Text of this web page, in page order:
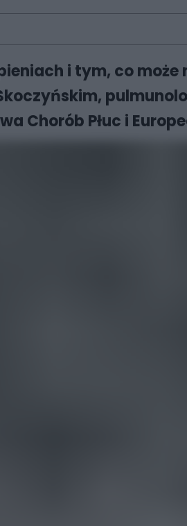
i tym, co może
Chorób Płuc i